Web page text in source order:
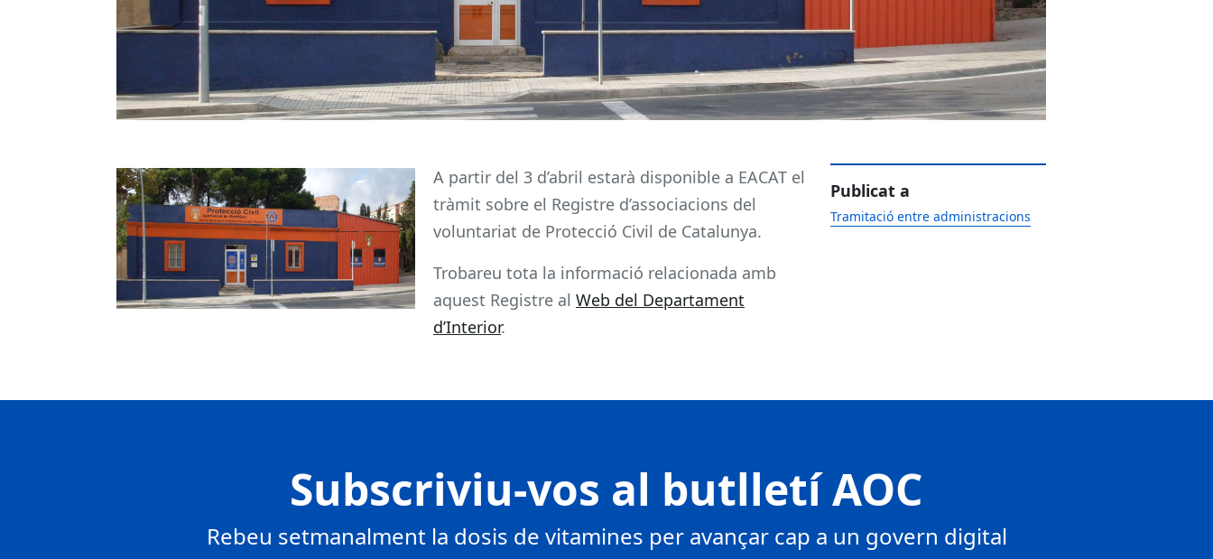
A partir del 3 d’abril estarà disponible a EACAT el
tràmit sobre el Registre d’associacions del
voluntariat de Protecció Civil de Catalunya.
Trobareu tota la informació relacionada amb
aquest Registre al Web del Departament
d’Interior.
Publicat a
Tramitació entre administracions
Subscriviu-vos al butlletí AOC
Rebeu setmanalment la dosis de vitamines per avançar cap a un govern digital